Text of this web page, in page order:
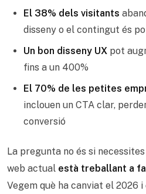
El 38% dels visitants
disseny o el contingut és
Un bon disseny UX pot
fins a un 400%
El 70% de les petites
inclouen un CTA clar,
conversió
La pregunta no és si
web actual està treballant a
Vegem què ha canviat el 2026